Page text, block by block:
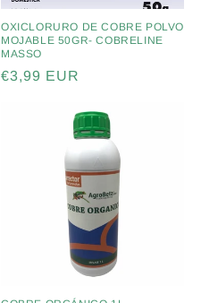
OXICLORURO DE COBRE POLVO
MOJABLE 50GR- COBRELINE
MASSO
Precio
€3,99 EUR